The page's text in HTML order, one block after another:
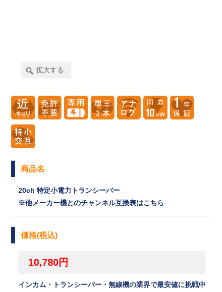
拡大する
商品名
20ch 特定小電力トランシーバー
※他メーカー機とのチャンネル互換表はこちら
価格(税込)
10,780円
インカム・トランシーバー・無線機の業界で最安値に挑戦中